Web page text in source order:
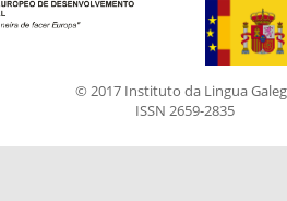
© 2017 Instituto da Lingua
ISSN 2659-2835